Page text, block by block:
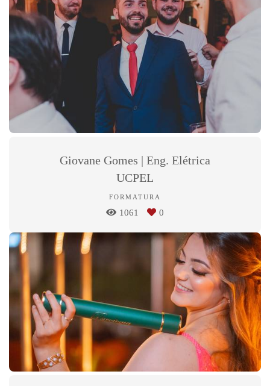
Giovane Gomes | Eng. Elétrica
UCPEL
FORMATURA
1061 0